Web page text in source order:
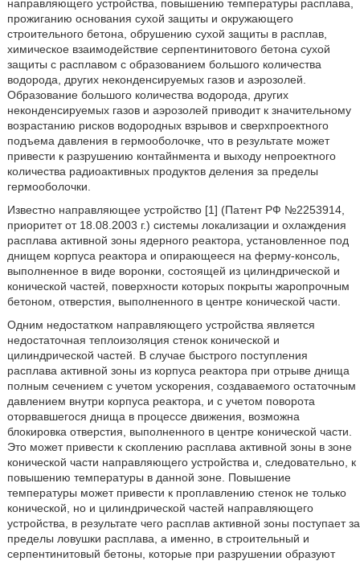
направляющего устройства, повышению температуры расплава,
прожиганию основания сухой защиты и окружающего
строительного бетона, обрушению сухой защиты в расплав,
химическое взаимодействие серпентинитового бетона сухой
защиты с расплавом с образованием большого количества
водорода, других неконденсируемых газов и аэрозолей.
Образование большого количества водорода, других
неконденсируемых газов и аэрозолей приводит к значительному
возрастанию рисков водородных взрывов и сверхпроектного
подъема давления в гермооболочке, что в результате может
привести к разрушению контайнмента и выходу непроектного
количества радиоактивных продуктов деления за пределы
гермооболочки.
Известно направляющее устройство [1] (Патент РФ №2253914,
приоритет от 18.08.2003 г.) системы локализации и охлаждения
расплава активной зоны ядерного реактора, установленное под
днищем корпуса реактора и опирающееся на ферму-консоль,
выполненное в виде воронки, состоящей из цилиндрической и
конической частей, поверхности которых покрыты жаропрочным
бетоном, отверстия, выполненного в центре конической части.
Одним недостатком направляющего устройства является
недостаточная теплоизоляция стенок конической и
цилиндрической частей. В случае быстрого поступления
расплава активной зоны из корпуса реактора при отрыве днища
полным сечением с учетом ускорения, создаваемого остаточным
давлением внутри корпуса реактора, и с учетом поворота
оторвавшегося днища в процессе движения, возможна
блокировка отверстия, выполненного в центре конической части.
Это может привести к скоплению расплава активной зоны в зоне
конической части направляющего устройства и, следовательно, к
повышению температуры в данной зоне. Повышение
температуры может привести к проплавлению стенок не только
конической, но и цилиндрической частей направляющего
устройства, в результате чего расплав активной зоны поступает за
пределы ловушки расплава, а именно, в строительный и
серпентинитовый бетоны, которые при разрушении образуют